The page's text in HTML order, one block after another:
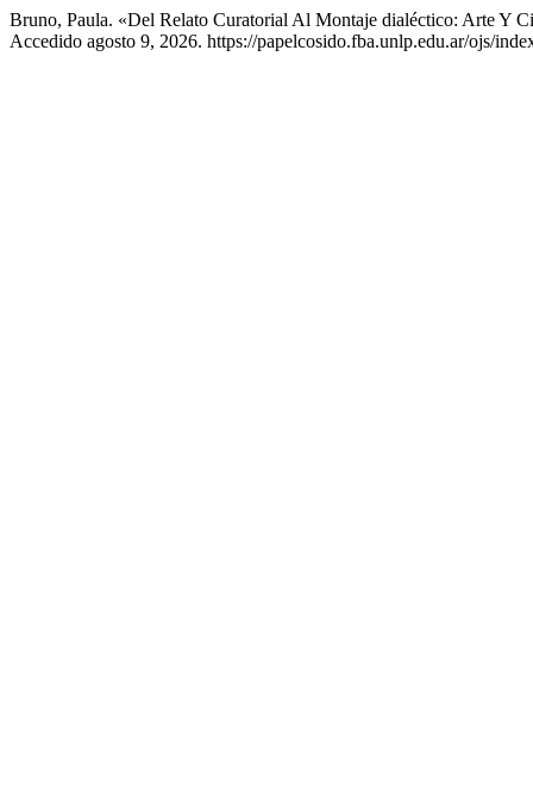
Bruno, Paula. «Del Relato Curatorial Al Montaje dialéctico: Arte Y
Accedido agosto 9, 2026. https://papelcosido.fba.unlp.edu.ar/ojs/